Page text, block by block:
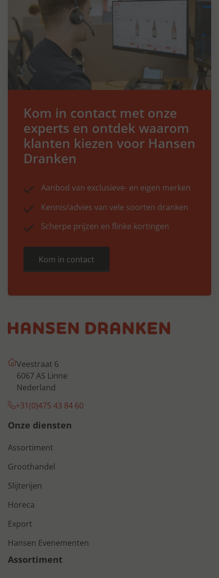
Kom in contact met onze
experts en ontdek waarom
klanten kiezen voor Hansen
Dranken
Aanbod van exclusieve- en eigen merken
Kennis/advies van vele soorten dranken
Scherpe prijzen en flinke kortingen
Kom in contact
Veestraat 6
6067 AS Linne
Nederland
+31(0)475 43 84 60
Onze diensten
Assortiment
Groothandel
Slijterijen
Horeca
Export
Hansen Evenementen
Assortiment